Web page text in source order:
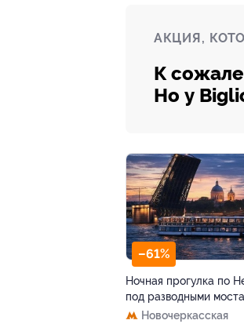
АКЦИЯ,
К
Но у
–61%
Ночная прогулка по
под разводными
Новочеркасская